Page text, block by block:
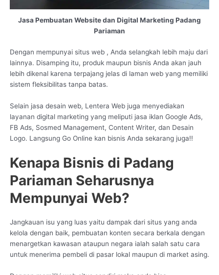
Jasa Pembuatan Website dan Digital Marketing Padang
Pariaman
Dengan mempunyai situs web , Anda selangkah lebih maju dari
lainnya. Disamping itu, produk maupun bisnis Anda akan jauh
lebih dikenal karena terpajang jelas di laman web yang memiliki
sistem fleksibilitas tanpa batas.
Selain jasa desain web, Lentera Web juga menyediakan
layanan digital marketing yang meliputi jasa iklan Google Ads,
FB Ads, Sosmed Management, Content Writer, dan Desain
Logo. Langsung Go Online kan bisnis Anda sekarang juga!!
Kenapa Bisnis di Padang
Pariaman Seharusnya
Mempunyai Web?
Jangkauan isu yang luas yaitu dampak dari situs yang anda
kelola dengan baik, pembuatan konten secara berkala dengan
menargetkan kawasan ataupun negara ialah salah satu cara
untuk menerima pembeli di pasar lokal maupun di market asing.